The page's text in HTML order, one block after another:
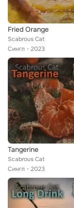
Fried Orange
Scabrous Cat
Сингл
2023
Tangerine
Scabrous Cat
Сингл
2023